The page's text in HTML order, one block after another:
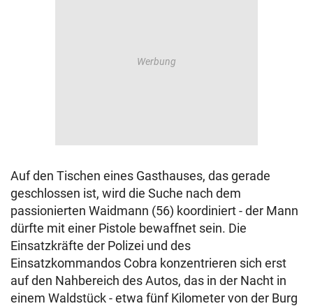
Auf den Tischen eines Gasthauses, das gerade
geschlossen ist, wird die Suche nach dem
passionierten Waidmann (56) koordiniert - der Mann
dürfte mit einer Pistole bewaffnet sein. Die
Einsatzkräfte der Polizei und des
Einsatzkommandos Cobra konzentrieren sich erst
auf den Nahbereich des Autos, das in der Nacht in
einem Waldstück - etwa fünf Kilometer von der Burg